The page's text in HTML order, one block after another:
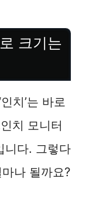
크기는
치’는 바로
치 모니터
니다. 그렇다
나 될까요?